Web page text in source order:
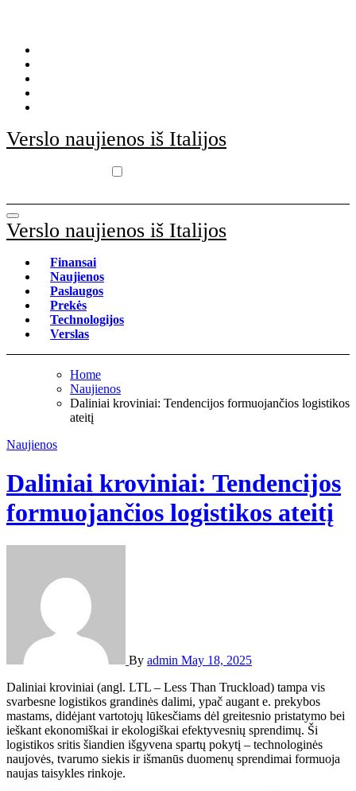
Verslo naujienos iš Italijos
Verslo naujienos iš Italijos
Finansai
Naujienos
Paslaugos
Prekės
Technologijos
Verslas
Home
Naujienos
Daliniai kroviniai: Tendencijos formuojančios logistikos
ateitį
Naujienos
Daliniai kroviniai: Tendencijos
formuojančios logistikos ateitį
By admin May 18, 2025
Daliniai kroviniai (angl. LTL – Less Than Truckload) tampa vis
svarbesne logistikos grandinės dalimi, ypač augant e. prekybos
mastams, didėjant vartotojų lūkesčiams dėl greitesnio pristatymo bei
ieškant ekonomiškai ir ekologiškai efektyvesnių sprendimų. Ši
logistikos sritis šiandien išgyvena spartų pokytį – technologinės
naujovės, tvarumo siekis ir išmanūs duomenų sprendimai formuoja
naujas taisykles rinkoje.